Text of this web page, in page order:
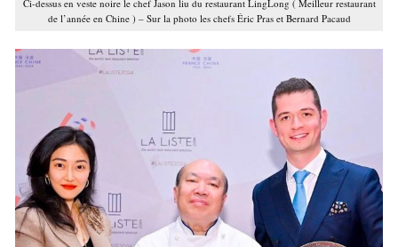
Ci-dessus en veste noire le chef Jason liu du restaurant LingLong ( Meilleur restaurant
de l’année en Chine ) – Sur la photo les chefs Éric Pras et Bernard Pacaud